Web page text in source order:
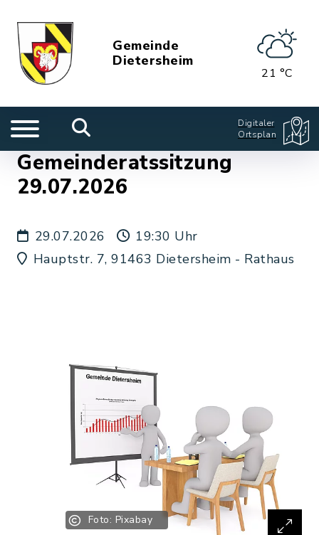
Gemeinde
Dietersheim
21 °C
Digitaler
Ortsplan
Gemeinderatssitzung
29.07.2026
29.07.2026
19:30 Uhr
Hauptstr. 7, 91463 Dietersheim - Rathaus
Foto: Pixabay